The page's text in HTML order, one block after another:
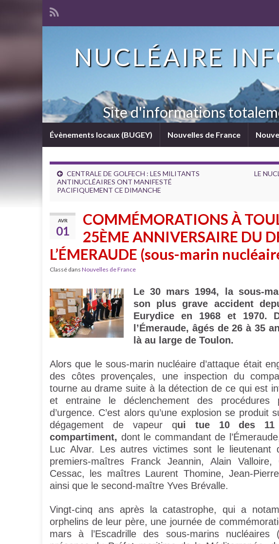
NUCLÉAIRE
Site d'informations
Évènements locaux (BUGEY) Nouvelles de France
CENTRALE DE GOLFECH : LES MILITANTS
ANTINUCLÉAIRES ONT MANIFESTÉ
PACIFIQUEMENT CE DIMANCHE
LE
AVR
01
COMMÉMORATIONS À
25ÈME ANNIVERSAIRE DU
L’ÉMERAUDE (sous-marin
Classé dans Nouvelles de France
Le 30 mars 1994, la sous-
son plus grave accident
Eurydice en 1968 et 1970.
l’Émeraude, âgés de 26 à 35
là au large de Toulon.
Alors que le sous-marin nucléaire d’attaque était
des côtes provençales, une inspection du
tourne au drame suite à la détection de ce qui est
et entraine le déclenchement des procédures
d’urgence. C’est alors qu’une explosion se produit
dégagement de vapeur qui tue 10 des 11
compartiment, dont le commandant de
Luc Alvar. Les autres victimes sont le lieutenant
premiers-maîtres Franck Jeannin, Alain
Cessac, les maîtres Laurent Thomine, Jean-
ainsi que le second-maître Yves Brévalle.
Vingt-cinq ans après la catastrophe, qui a
orphelins de leur père, une journée de
mars à l’Escadrille des sous-marins